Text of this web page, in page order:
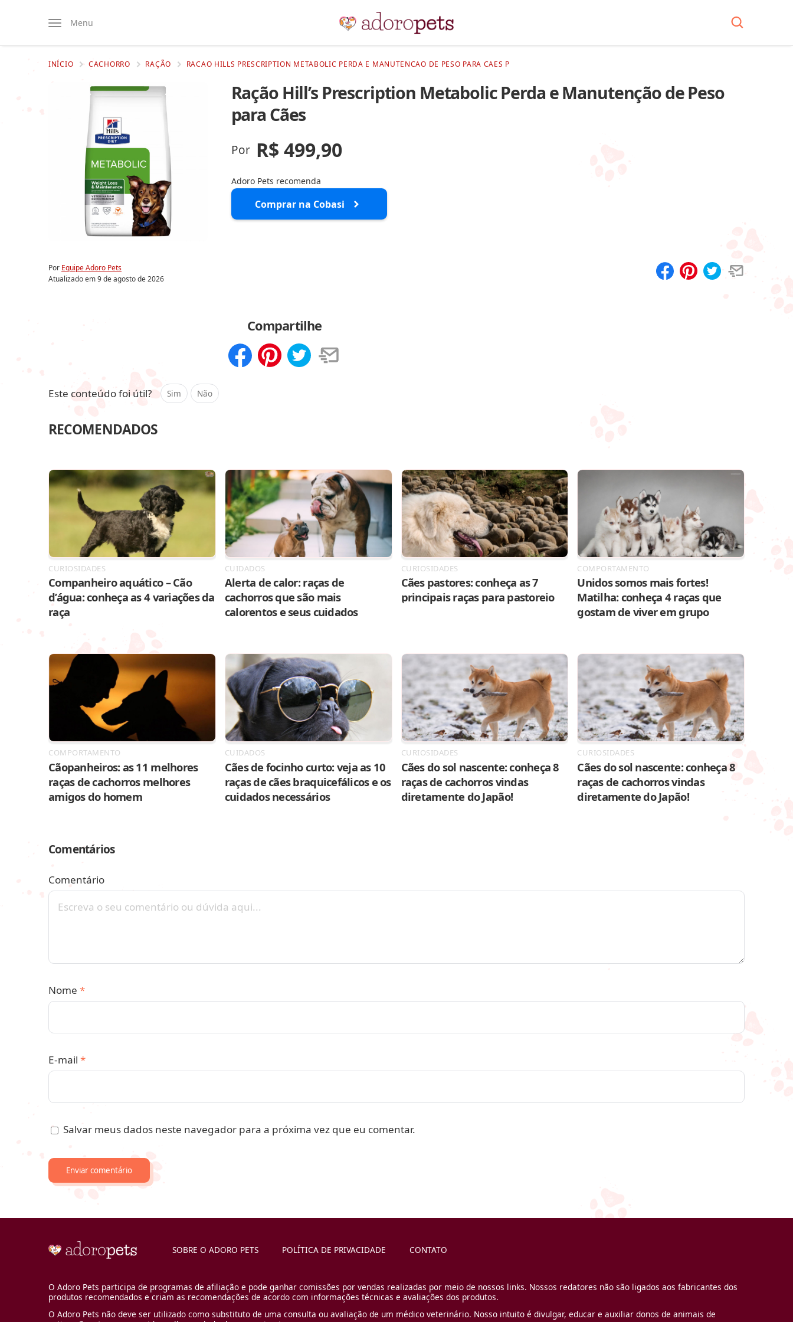
Menu
INÍCIO CACHORRO RAÇÃO RACAO HILLS PRESCRIPTION METABOLIC PERDA E MANUTENCAO DE PESO PARA CAES P
Ração Hill’s Prescription Metabolic Perda e Manutenção de Peso
para Cães
Por R$ 499,90
Adoro Pets recomenda
Comprar na Cobasi
Por Equipe Adoro Pets
Atualizado em9 de agosto de 2026
Compartilhe
Este conteúdo foi útil? Sim Não
RECOMENDADOS
CURIOSIDADES
Companheiro aquático – Cão
d’água: conheça as 4 variações da
raça
CUIDADOS
Alerta de calor: raças de
cachorros que são mais
calorentos e seus cuidados
CURIOSIDADES
Cães pastores: conheça as 7
principais raças para pastoreio
COMPORTAMENTO
Unidos somos mais fortes!
Matilha: conheça 4 raças que
gostam de viver em grupo
COMPORTAMENTO
Cãopanheiros: as 11 melhores
raças de cachorros melhores
amigos do homem
CUIDADOS
Cães de focinho curto: veja as 10
raças de cães braquicefálicos e os
cuidados necessários
CURIOSIDADES
Cães do sol nascente: conheça 8
raças de cachorros vindas
diretamente do Japão!
CURIOSIDADES
Cães do sol nascente: conheça 8
raças de cachorros vindas
diretamente do Japão!
Comentários
Comentário
Nome *
E-mail *
Salvar meus dados neste navegador para a próxima vez que eu comentar.
SOBRE O ADORO PETS POLÍTICA DE PRIVACIDADE CONTATO
O Adoro Pets participa de programas de afiliação e pode ganhar comissões por vendas realizadas por meio de nossos links. Nossos redatores não são ligados aos fabricantes dos
produtos recomendados e criam as recomendações de acordo com informações técnicas e avaliações dos produtos.
O Adoro Pets não deve ser utilizado como substituto de uma consulta ou avaliação de um médico veterinário. Nosso intuito é divulgar, educar e auxiliar donos de animais de